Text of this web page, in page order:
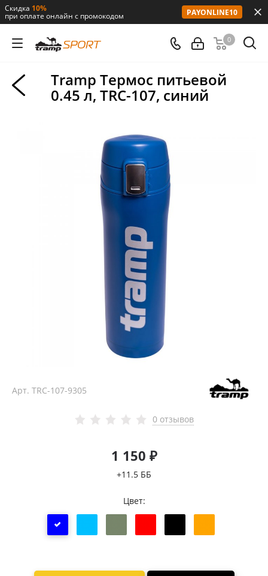
Скидка 10%
при оплате онлайн с промокодом PAYONLINE10
0
Tramp Термос питьевой
0.45 л, TRC-107, синий
Арт. TRC-107-9305
0 отзывов
1 150 ₽
+11.5 ББ
Цвет: